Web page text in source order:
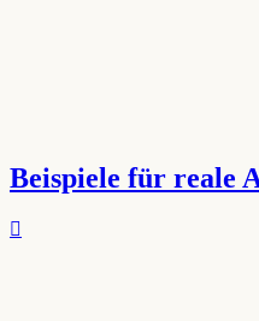
Beispiele für reale